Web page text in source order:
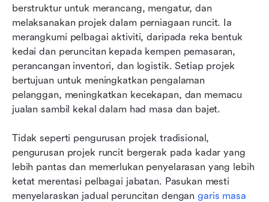
berstruktur untuk merancang, mengatur, dan
melaksanakan projek dalam perniagaan runcit. Ia
merangkumi pelbagai aktiviti, daripada reka bentuk
kedai dan peruncitan kepada kempen pemasaran,
perancangan inventori, dan logistik. Setiap projek
bertujuan untuk meningkatkan pengalaman
pelanggan, meningkatkan kecekapan, dan memacu
jualan sambil kekal dalam had masa dan bajet.
Tidak seperti pengurusan projek tradisional,
pengurusan projek runcit bergerak pada kadar yang
lebih pantas dan memerlukan penyelarasan yang lebih
ketat merentasi pelbagai jabatan. Pasukan mesti
menyelaraskan jadual peruncitan dengan garis masa